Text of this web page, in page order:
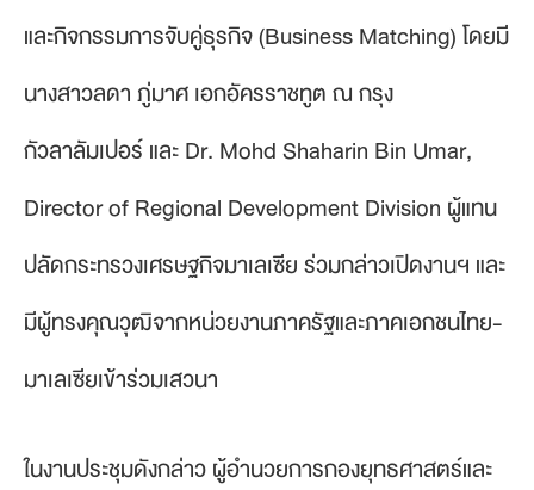
และกิจกรรมการจับคู่ธุรกิจ (Business Matching) โดยมี
นางสาวลดา ภู่มาศ เอกอัครราชทูต ณ กรุง
กัวลาลัมเปอร์ และ Dr. Mohd Shaharin Bin Umar,
Director of Regional Development Division ผู้แทน
ปลัดกระทรวงเศรษฐกิจมาเลเซีย ร่วมกล่าวเปิดงานฯ และ
มีผู้ทรงคุณวุฒิจากหน่วยงานภาครัฐและภาคเอกชนไทย-
มาเลเซียเข้าร่วมเสวนา
ในงานประชุมดังกล่าว ผู้อำนวยการกองยุทธศาสตร์และ